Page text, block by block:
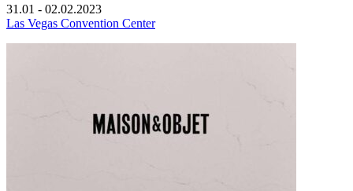
31.01 - 02.02.2023
Las Vegas Convention Center